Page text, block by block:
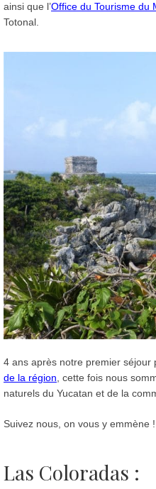
ainsi que l’Office du Tourisme du
Totonal.
4 ans après notre premier séjour
de la région , cette fois nous
naturels du Yucatan et de la
Suivez nous, on vous y emmène !
Las Coloradas :